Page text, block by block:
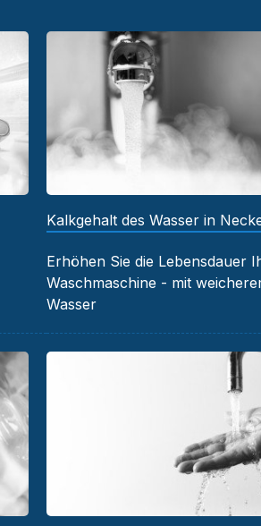
Kalkgehalt des Wasser in
Erhöhen Sie die Lebensdauer
Waschmaschine - mit
Wasser